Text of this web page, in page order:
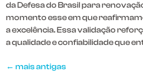
da Defesa do Brasil para
momento esse em que
a excelência. Essa validação
a qualidade e confiabilidade que
← mais antigas